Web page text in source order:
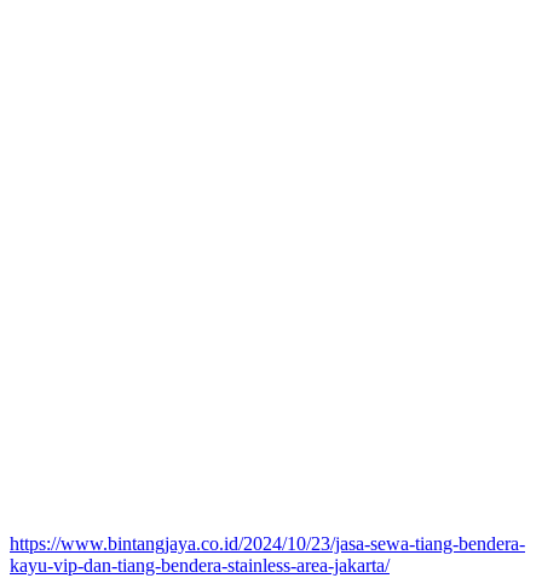
https://www.bintangjaya.co.id/2024/10/23/jasa-sewa-tiang-bendera-
kayu-vip-dan-tiang-bendera-stainless-area-jakarta/